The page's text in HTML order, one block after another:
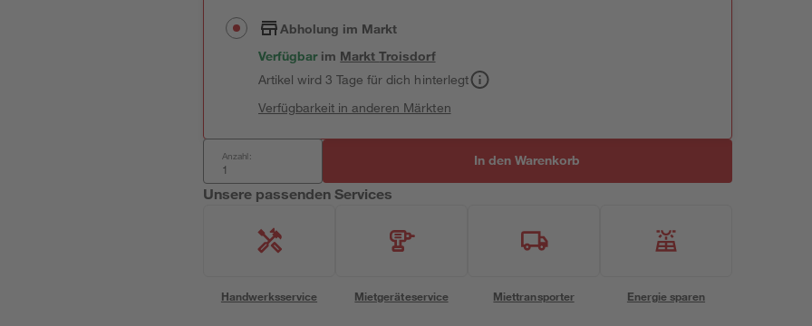
Abholung im Markt
Verfügbar im MarktTroisdorf
Artikel wird 3 Tage für dich hinterlegt
Verfügbarkeit in anderen Märkten
Anzahl: In den Warenkorb
Unsere passenden Services
Handwerksservice Mietgeräteservice Miettransporter Energie sparen